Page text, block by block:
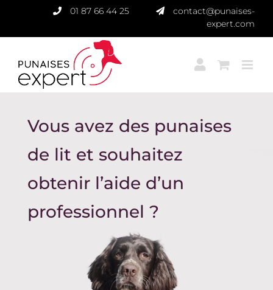
contenu
01 87 66 44 25
contact@punaises-
expert.com
Vous avez des punaises
de lit et souhaitez
obtenir l’aide d’un
professionnel ?